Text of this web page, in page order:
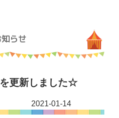
知らせ
更新しました☆
2021-01-14